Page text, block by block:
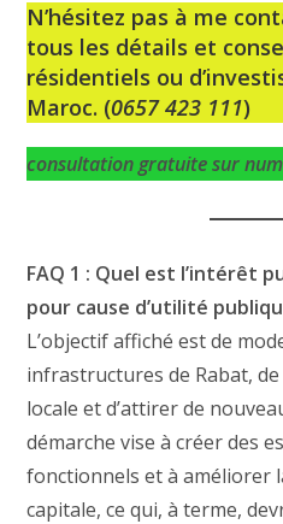
N’hésitez pas à me
tous les détails et
résidentiels ou
Maroc. (0657 423 111)
consultation gratuite sur
FAQ 1 : Quel est l’intérêt
pour cause d’utilité
L’objectif affiché est de
infrastructures de Rabat, de
locale et d’attirer de
démarche vise à créer des
fonctionnels et à améliorer
capitale, ce qui, à terme,